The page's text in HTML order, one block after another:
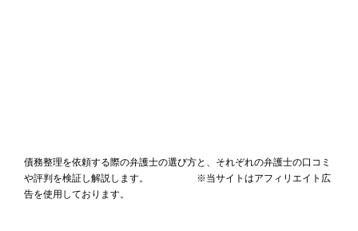
債務整理を依頼する際の弁護士の選び方と、それぞれの弁護士の口コミ
や評判を検証し解説します。 ※当サイトはアフィリエイト広
告を使用しております。